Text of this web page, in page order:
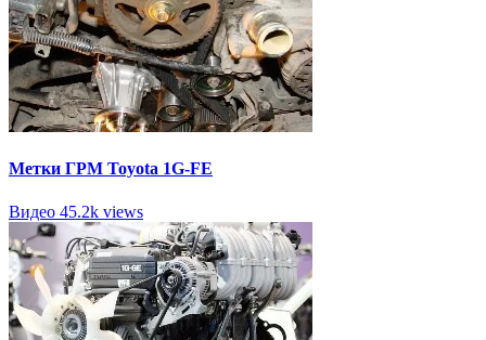
Метки ГРМ Toyota 1G-FE
Видео 45.2k views